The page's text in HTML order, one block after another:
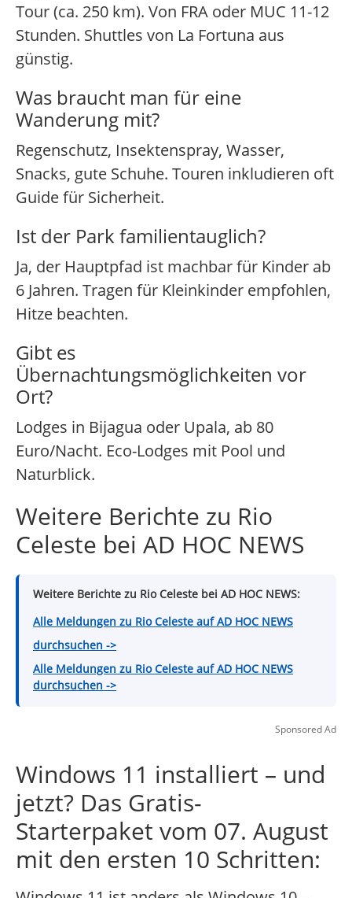
Tour (ca. 250 km). Von FRA oder MUC 11-12
Stunden. Shuttles von La Fortuna aus
günstig.
Was braucht man für eine
Wanderung mit?
Regenschutz, Insektenspray, Wasser,
Snacks, gute Schuhe. Touren inkludieren oft
Guide für Sicherheit.
Ist der Park familientauglich?
Ja, der Hauptpfad ist machbar für Kinder ab
6 Jahren. Tragen für Kleinkinder empfohlen,
Hitze beachten.
Gibt es
Übernachtungsmöglichkeiten vor
Ort?
Lodges in Bijagua oder Upala, ab 80
Euro/Nacht. Eco-Lodges mit Pool und
Naturblick.
Weitere Berichte zu Rio
Celeste bei AD HOC NEWS
Weitere Berichte zu Rio Celeste bei AD HOC NEWS:
Alle Meldungen zu Rio Celeste auf AD HOC NEWS
durchsuchen ->
Alle Meldungen zu Rio Celeste auf AD HOC NEWS
durchsuchen ->
Sponsored Ad
Windows 11 installiert – und
jetzt? Das Gratis-
Starterpaket vom 07. August
mit den ersten 10 Schritten: